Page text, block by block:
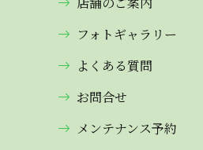
フォトギャラリー
よくある質問
お問合せ
メンテナンス予約